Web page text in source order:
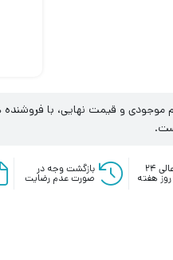
و قیمت نهایی، با فروشنده
پشتیبانی عالی ۲۴ بازگشت وجه در
صورت عدم رضایت